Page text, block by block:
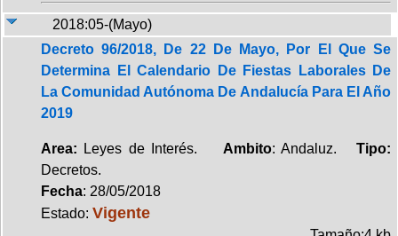
2018:05-(Mayo)
Decreto 96/2018, De 22 De Mayo, Por El Que Se
Determina El Calendario De Fiestas Laborales De
La Comunidad Autónoma De Andalucía Para El Año
2019
Area: Leyes de Interés. Ambito: Andaluz.Tipo:
Decretos.
Fecha: 28/05/2018
Estado: Vigente